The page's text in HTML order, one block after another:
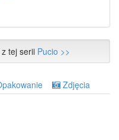
tej serii Pucio >>
Zdjęcia